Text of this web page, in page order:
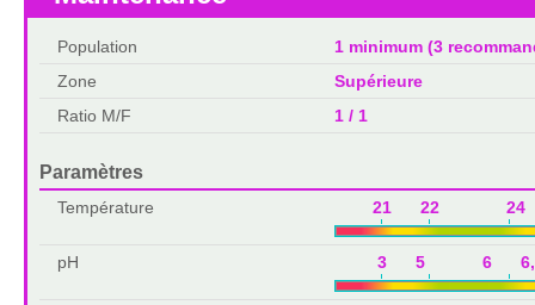
Population
1 minimum (3
Zone
Supérieure
Ratio M/F
1 / 1
Paramètres
Température 21 22 24
pH 3 5 6